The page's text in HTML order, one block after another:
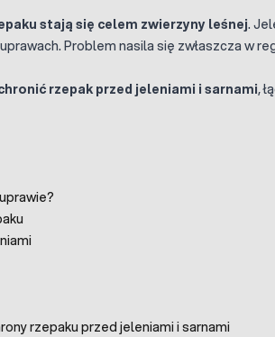
stają się celem zwierzyny leśnej.
Problem nasila się zwłaszcza w
rzepak przed jeleniami i sarnami,
rzepaku przed jeleniami i sarnami